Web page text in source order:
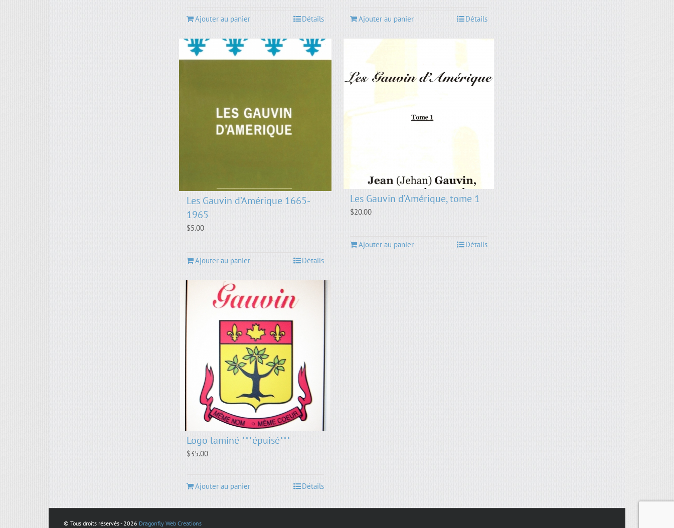
Ajouter au panier Détails Ajouter au panier Détails
Les Gauvin d’Amérique 1665-
1965
$5.00
Ajouter au panier Détails
Les Gauvin d’Amérique, tome 1
$20.00
Ajouter au panier Détails
Logo laminé ***épuisé***
$35.00
Ajouter au panier Détails
© Tous droits réservés -2026 Dragonfly Web Creations